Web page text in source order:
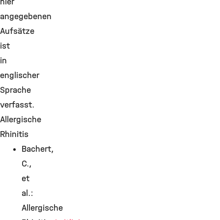
angegebenen
Aufsätze
ist
in
englischer
Sprache
verfasst.
Allergische
Rhinitis
Bachert,
C.,
et
al.:
Allergische